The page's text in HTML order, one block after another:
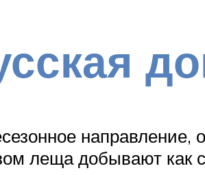
направление,
леща добывают как